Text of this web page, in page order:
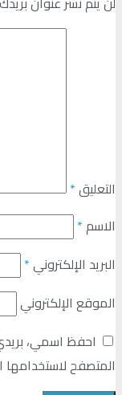
التعليق*
الاسم*
البريد الإلكتروني*
الموقع الإلكتروني
احفظ اسمي،
المتصفح